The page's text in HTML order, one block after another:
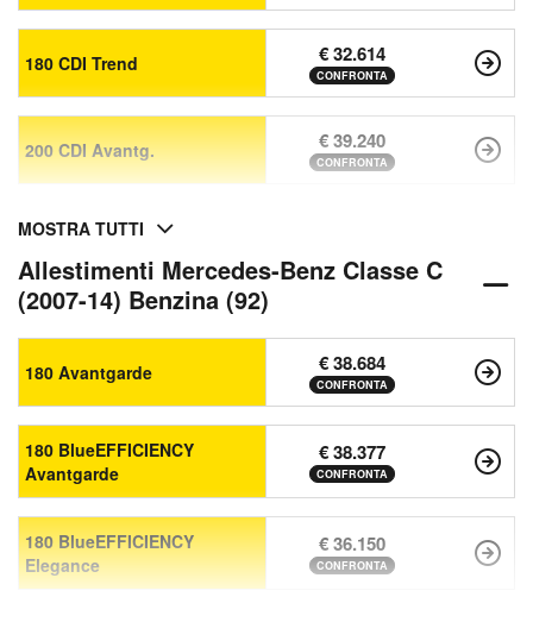
180 CDI Trend € 32.614
CONFRONTA
200 CDI Avantg. € 39.240
CONFRONTA
MOSTRA TUTTI
Allestimenti Mercedes-Benz Classe C
(2007-14) Benzina (92)
180 Avantgarde € 38.684
CONFRONTA
180 BlueEFFICIENCY
Avantgarde
€ 38.377
CONFRONTA
180 BlueEFFICIENCY
Elegance
€ 36.150
CONFRONTA